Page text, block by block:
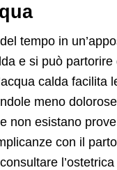
tempo in
e si può partorire
calda facilita
meno
non esistano
con il